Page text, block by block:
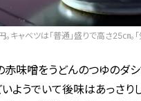
ャベツは「普通」盛りで高さ25㎝。
赤味噌をうどんのつゆのダ
ようでいて後味はあっさり